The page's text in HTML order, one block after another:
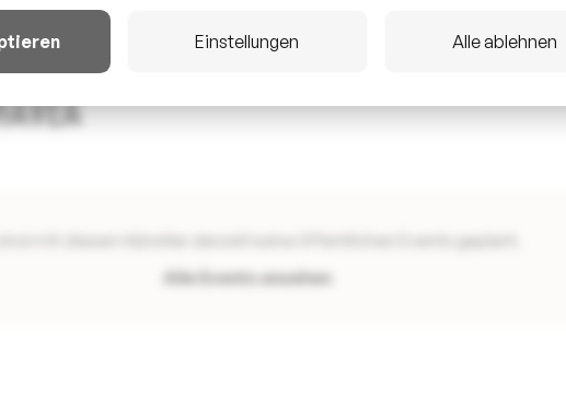
Alle Events ansehen
Einstellungen Alle ablehnen